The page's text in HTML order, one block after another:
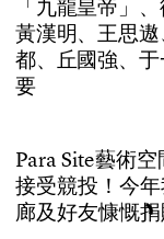
「九龍皇帝」
黃漢明、王思
都、丘國強、
要
Para Site藝術空
接受競投 ！ 今年
廊及好友慷慨捐